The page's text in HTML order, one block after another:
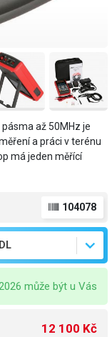
až 50MHz je
a práci v terénu
má jeden měřící
104078
může být u Vás
12 100 Kč